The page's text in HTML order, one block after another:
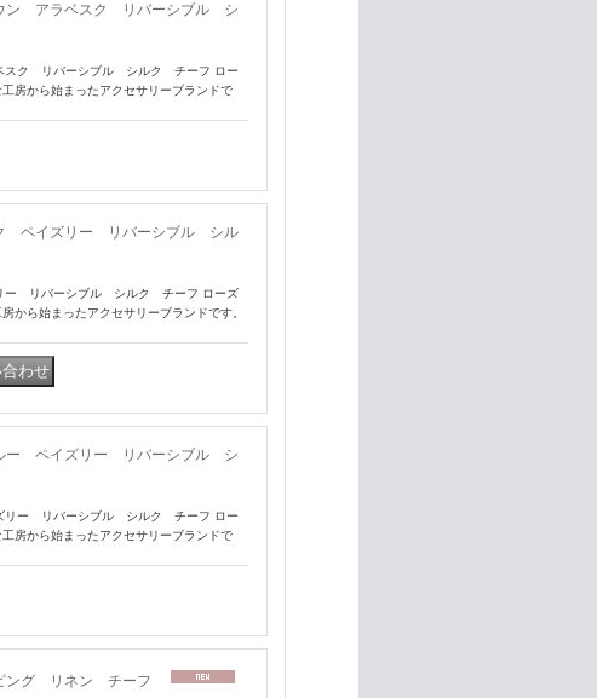
ン アラベスク リバーシブル シ
スク リバーシブル シルク チーフ ロー
房から始まったアクセサリーブランドで
ペイズリー リバーシブル シル
ー リバーシブル シルク チーフ ローズ
から始まったアクセサリーブランドです。
ー ペイズリー リバーシブル シ
リー リバーシブル シルク チーフ ロー
房から始まったアクセサリーブランドで
ング リネン チーフ